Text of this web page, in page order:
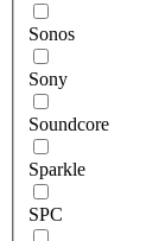
Sonos
Sony
Soundcore
Sparkle
SPC